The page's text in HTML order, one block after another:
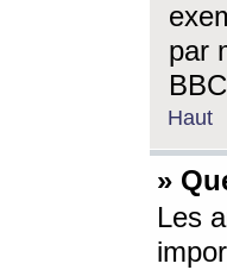
par
Haut
»
Les